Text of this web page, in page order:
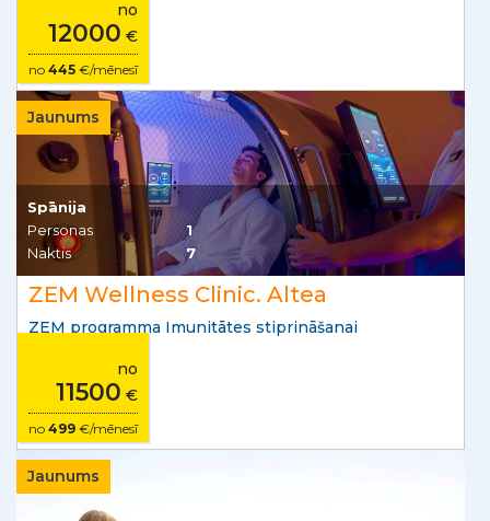
no
12000 €
no 445 €/mēnesī
Jaunums
Spānija
Personas
1
Naktis
7
ZEM Wellness Clinic. Altea
ZEM programma Imunitātes stiprināšanai
no
11500 €
no 499 €/mēnesī
Jaunums